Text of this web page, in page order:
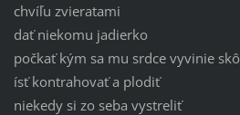
chvíľu zvieratami
dať niekomu jadierko
počkať kým sa mu srdce vyvinie
ísť kontrahovať a plodiť
niekedy si zo seba vystreliť